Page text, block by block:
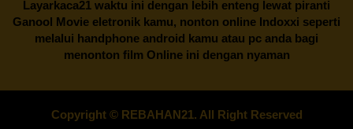
Layarkaca21 waktu ini dengan lebih enteng lewat piranti
Ganool Movie eletronik kamu, nonton online Indoxxi seperti
melalui handphone android kamu atau pc anda bagi
menonton film Online ini dengan nyaman
Copyright © REBAHAN21. All Right Reserved